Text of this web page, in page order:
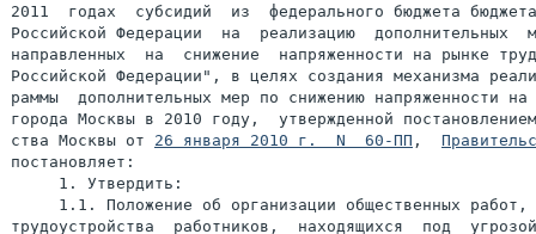
2011  годах  субсидий  из  федерального бюджета
Российской Федерации  на  реализацию  дополнительных
направленных  на  снижение  напряженности на рынке
Российской Федерации", в целях создания механизма
раммы  дополнительных мер по снижению напряженности на
города Москвы в 2010 году,  утвержденной
ства Москвы от 26 января 2010 г.  N  60-ПП ,
постановляет:
     1. Утвердить:
1.1. Положение об организации общественных работ,
трудоустройства  работников,  находящихся  под